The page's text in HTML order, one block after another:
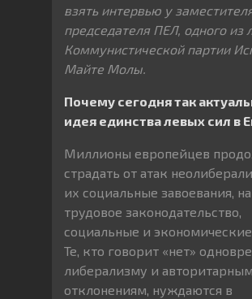
взять интервью у
председателя ПЕЛ, одного из
Коммунистической партии
Майте Молы.
Почему сегодня так
идея единства левых сил в
Миллионы европейцев
страдать от атак
их социальные завоевания, на
трудовое законодательство,
социальные и экономические
Те, кто говорит «нет»
либерализму и авторитарным
отклонениям, нуждаются в